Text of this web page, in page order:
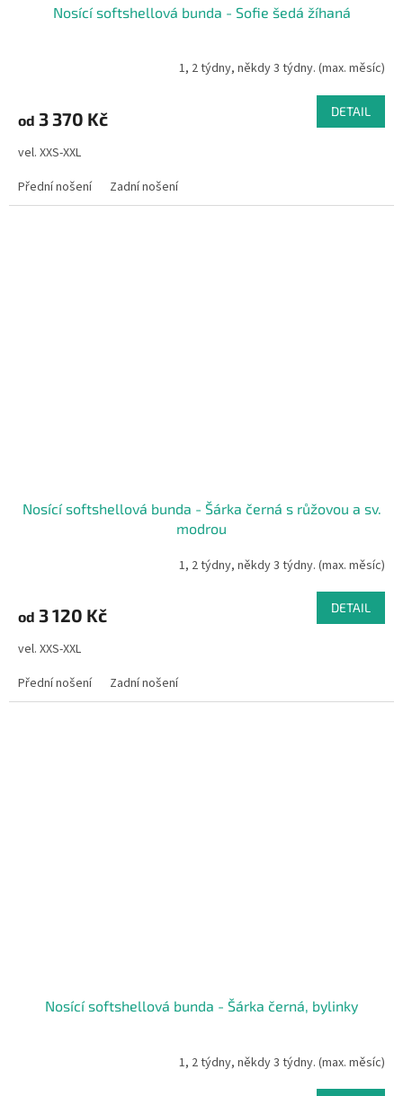
Nosící softshellová bunda - Sofie šedá žíhaná
1, 2 týdny, někdy 3 týdny. (max. měsíc)
od 3 370 Kč DETAIL
vel. XXS-XXL
Přední nošení
Zadní nošení
Nosící softshellová bunda - Šárka černá s růžovou a sv.
modrou
1, 2 týdny, někdy 3 týdny. (max. měsíc)
od 3 120 Kč DETAIL
vel. XXS-XXL
Přední nošení
Zadní nošení
Nosící softshellová bunda - Šárka černá, bylinky
1, 2 týdny, někdy 3 týdny. (max. měsíc)